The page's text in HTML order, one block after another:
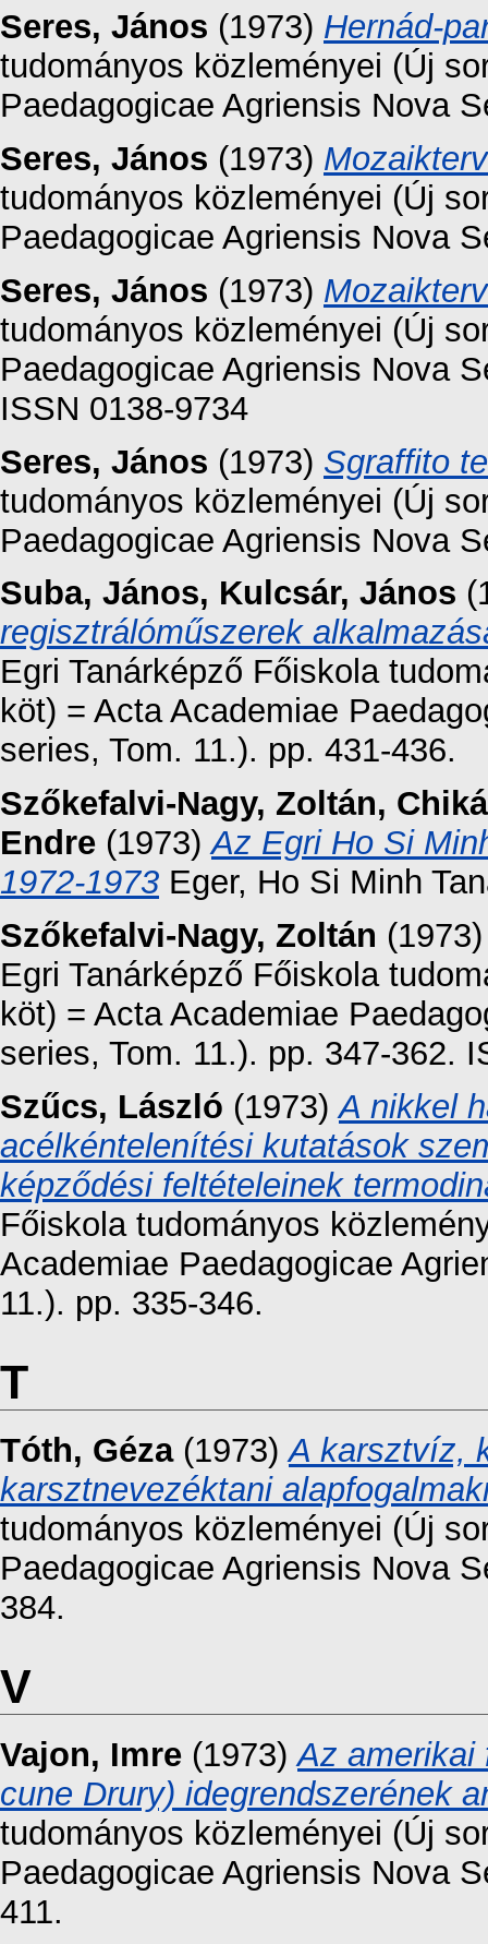
Seres, János (1973) Hernád-
tudományos közleményei (Új
Paedagogicae Agriensis Nova
Seres, János (1973) Mozaikterv
tudományos közleményei (Új
Paedagogicae Agriensis Nova
Seres, János (1973) Mozaikterv
tudományos közleményei (Új
Paedagogicae Agriensis Nova
ISSN 0138-9734
Seres, János (1973) Sgraffito
tudományos közleményei (Új
Paedagogicae Agriensis Nova
Suba, János, Kulcsár, János
regisztrálóműszerek
Egri Tanárképző Főiskola
köt) = Acta Academiae
series, Tom. 11.). pp. 431-436.
Szőkefalvi-Nagy, Zoltán,
Endre (1973)Az Egri Ho Si
1972-1973 Eger, Ho Si Minh
Szőkefalvi-Nagy, Zoltán
Egri Tanárképző Főiskola
köt) = Acta Academiae
series, Tom. 11.). pp. 347-362.
Szűcs, László (1973)A nikkel
acélkéntelenítési kutatások
képződési feltételeinek
Főiskola tudományos
Academiae Paedagogicae
11.). pp. 335-346.
T
Tóth, Géza(1973)A karsztvíz,
karsztnevezéktani
tudományos közleményei (Új
Paedagogicae Agriensis Nova
384.
V
Vajon, Imre (1973)Az amerikai
cune Drury) idegrendszerének
tudományos közleményei (Új
Paedagogicae Agriensis Nova
411.